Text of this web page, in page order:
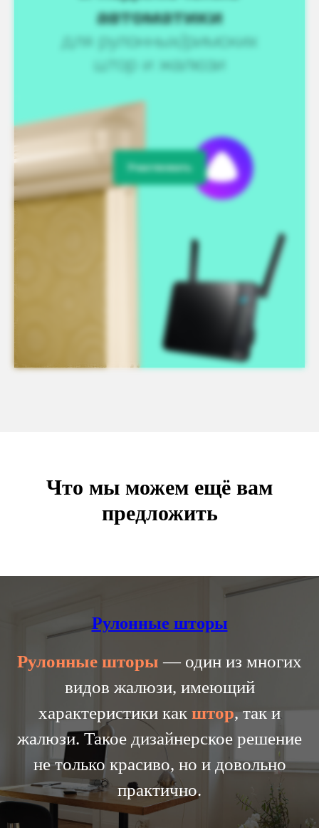
Участвовать
Что мы можем ещё вам
предложить
Рулонные шторы
Рулонные шторы — один из многих
видов жалюзи, имеющий
характеристики как штор, так и
жалюзи. Такое дизайнерское решение
не только красиво, но и довольно
практично.